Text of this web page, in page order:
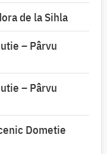
de la Sihla
– Pârvu
– Pârvu
Dometie